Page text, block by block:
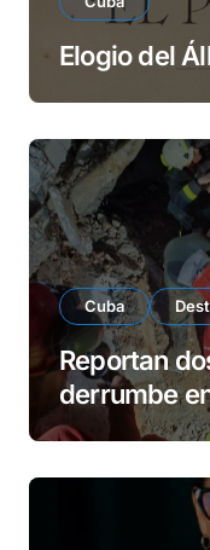
Elogio del
Cuba
Reportan
derrumbe